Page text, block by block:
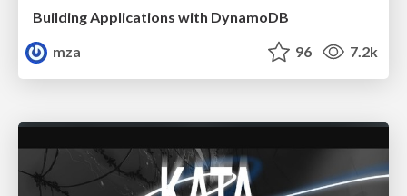
Building Applications with DynamoDB
mza
96 7.2k